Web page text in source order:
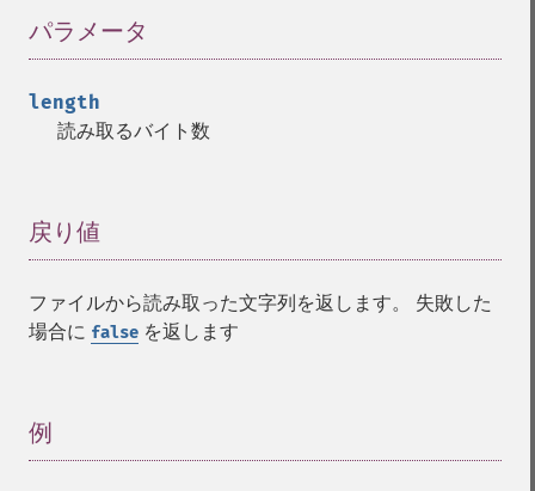
パラメータ
length
読み取るバイト数
戻り値
ファイルから読み取った文字列を返します。 失敗した
場合に false を返します
例